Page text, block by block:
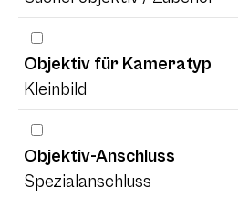
Objektiv für Kameratyp
Kleinbild
Objektiv-Anschluss
Spezialanschluss